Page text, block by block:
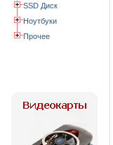
SSD Диск
Ноутбуки
Прочее